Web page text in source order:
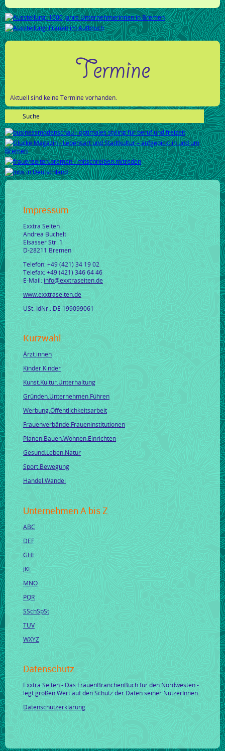
Termine
Aktuell sind keine Termine vorhanden.
Impressum
Exxtra Seiten
Andrea Buchelt
Elsasser Str. 1
D-28211 Bremen
Telefon: +49 (421) 34 19 02
Telefax: +49 (421) 346 64 46
E-Mail: info@exxtraseiten.de
www.exxtraseiten.de
USt. IdNr.: DE 199099061
Kurzwahl
Ärzt.innen
Kinder.Kinder
Kunst.Kultur.Unterhaltung
Gründen.Unternehmen.Führen
Werbung.Öffentlichkeitsarbeit
Frauenverbände.Fraueninstitutionen
Planen.Bauen.Wohnen.Einrichten
Gesund.Leben.Natur
Sport.Bewegung
Handel.Wandel
Unternehmen A bis Z
ABC
DEF
GHI
JKL
MNO
PQR
SSchSpSt
TUV
WXYZ
Datenschutz
Exxtra Seiten - Das FrauenBranchenBuch für den Nordwesten -
legt großen Wert auf den Schutz der Daten seiner NutzerInnen.
Datenschutzerklärung